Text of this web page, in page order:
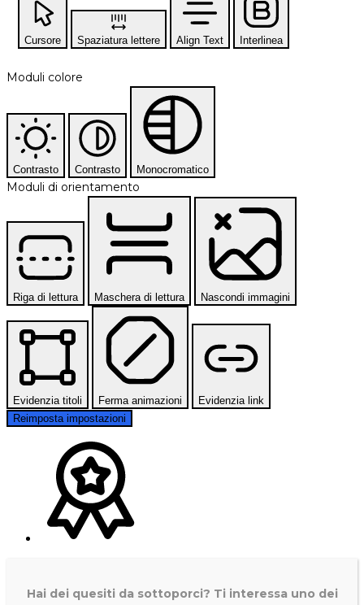
Cursore Spaziatura lettere Align Text Interlinea
Moduli colore
Contrasto Contrasto Monocromatico
Moduli di orientamento
Riga di lettura Maschera di lettura Nascondi immagini
Evidenzia titoli Ferma animazioni
Evidenzia link
Reimposta impostazioni
Hai dei quesiti da sottoporci? Ti interessa uno dei